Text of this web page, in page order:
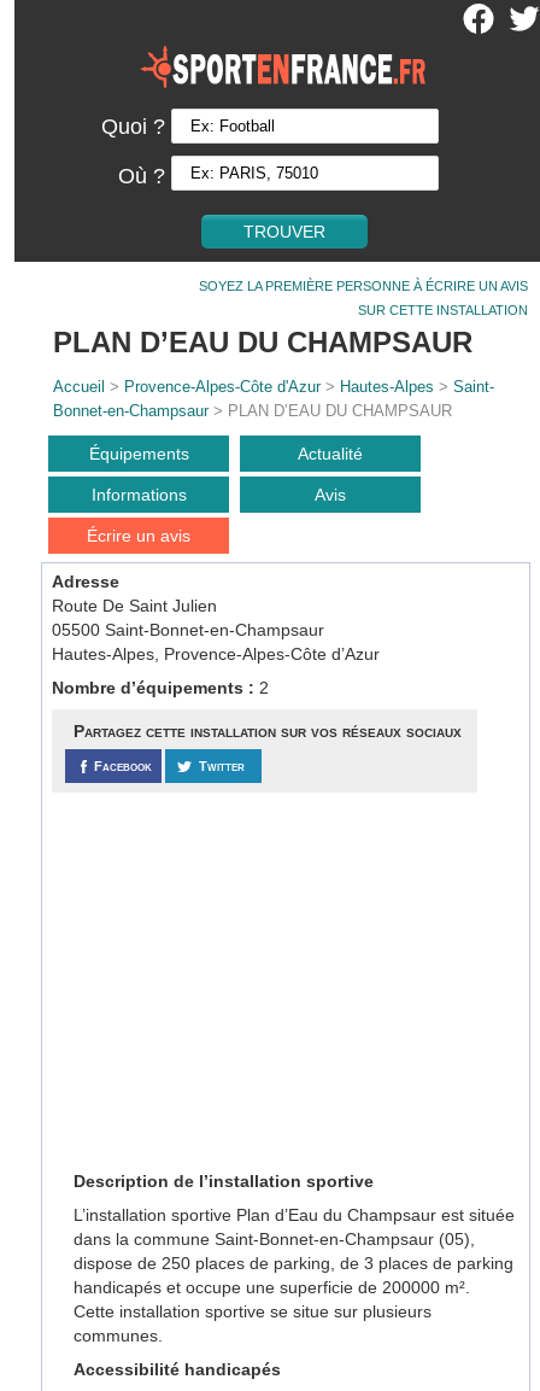
Quoi ?
Où ?
SOYEZ LA PREMIÈRE PERSONNE À ÉCRIRE UN AVIS
SUR CETTE INSTALLATION
PLAN D’EAU DU CHAMPSAUR
Accueil > Provence-Alpes-Côte d'Azur> Hautes-Alpes >Saint-
Bonnet-en-Champsaur> PLAN D’EAU DU CHAMPSAUR
Équipements Actualité
Informations Avis
Écrire un avis
Adresse
Route De Saint Julien
05500 Saint-Bonnet-en-Champsaur
Hautes-Alpes, Provence-Alpes-Côte d’Azur
Nombre d’équipements : 2
Partagez cette installation sur vos réseaux sociaux
Facebook Twitter
Description de l’installation sportive
L’installation sportive Plan d’Eau du Champsaur est située
dans la commune Saint-Bonnet-en-Champsaur (05),
dispose de 250 places de parking, de 3 places de parking
handicapés et occupe une superficie de 200000 m².
Cette installation sportive se situe sur plusieurs
communes.
Accessibilité handicapés